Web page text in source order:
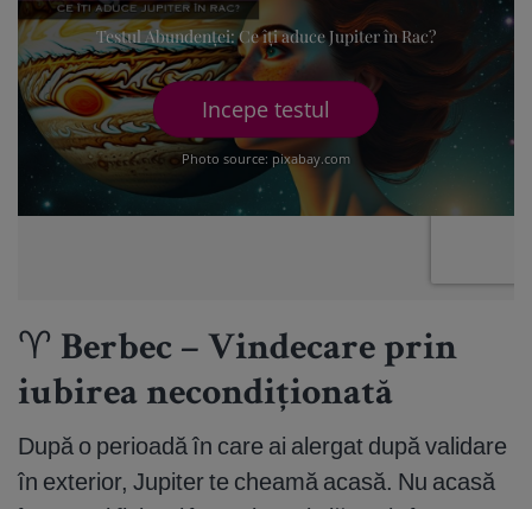
♈ Berbec – Vindecare prin
iubirea necondiționată
După o perioadă în care ai alergat după validare
în exterior, Jupiter te cheamă acasă. Nu acasă